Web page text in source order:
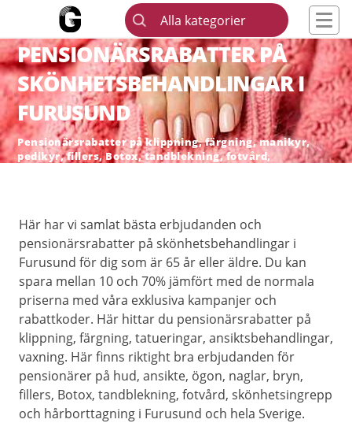
Alla kategorier
PENSIONÄRSRABATTER PÅ
SKÖNHETSBEHANDLINGAR I
FURUSUND
Pensionärsrabatter på klippning, färgning, manikyr,
pedikyr, fillers, Botox, tandblekning, fotvård,
Här har vi samlat bästa erbjudanden och
pensionärsrabatter på skönhetsbehandlingar i
Furusund för dig som är 65 år eller äldre. Du kan
spara mellan 10 och 70% jämfört med de normala
priserna med våra exklusiva kampanjer och
rabattkoder. Här hittar du pensionärsrabatter på
klippning, färgning, tatueringar, ansiktsbehandlingar,
vaxning. Här finns riktight bra erbjudanden för
pensionärer på hud, ansikte, ögon, naglar, bryn,
fillers, Botox, tandblekning, fotvård, skönhetsingrepp
och hårborttagning i Furusund och hela Sverige.